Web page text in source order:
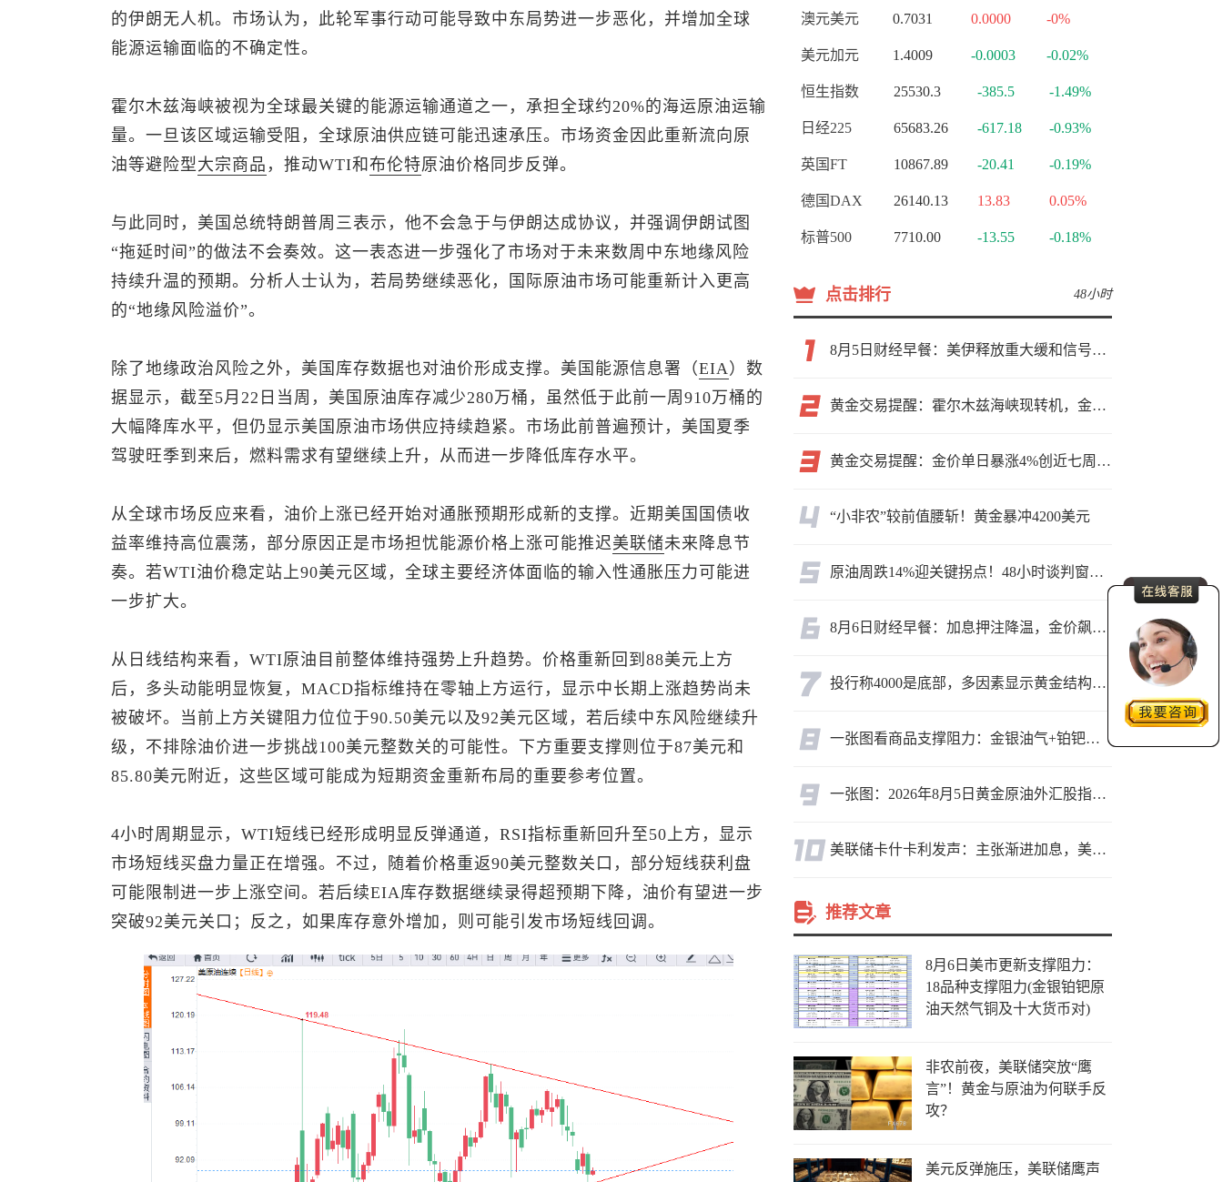
的伊朗无人机。市场认为，此轮军事行动可能导致中东局势进一步恶化，并增加全球
能源运输面临的不确定性。
霍尔木兹海峡被视为全球最关键的能源运输通道之一，承担全球约20%的海运原油运输
量。一旦该区域运输受阻，全球原油供应链可能迅速承压。市场资金因此重新流向原
油等避险型大宗商品 ，推动WTI和 布伦特原油价格同步反弹。
与此同时，美国总统特朗普周三表示，他不会急于与伊朗达成协议，并强调伊朗试图
“拖延时间”的做法不会奏效。这一表态进一步强化了市场对于未来数周中东地缘风险
持续升温的预期。分析人士认为，若局势继续恶化，国际原油市场可能重新计入更高
的“地缘风险溢价”。
除了地缘政治风险之外，美国库存数据也对油价形成支撑。美国能源信息署（EIA）数
据显示，截至5月22日当周，美国原油库存减少280万桶，虽然低于此前一周910万桶的
大幅降库水平，但仍显示美国原油市场供应持续趋紧。市场此前普遍预计，美国夏季
驾驶旺季到来后，燃料需求有望继续上升，从而进一步降低库存水平。
从全球市场反应来看，油价上涨已经开始对通胀预期形成新的支撑。近期美国国债收
益率维持高位震荡，部分原因正是市场担忧能源价格上涨可能推迟美联储未来降息节
奏。若WTI油价稳定站上90美元区域，全球主要经济体面临的输入性通胀压力可能进
一步扩大。
从日线结构来看，WTI原油目前整体维持强势上升趋势。价格重新回到88美元上方
后，多头动能明显恢复，MACD指标维持在零轴上方运行，显示中长期上涨趋势尚未
被破坏。当前上方关键阻力位位于90.50美元以及92美元区域，若后续中东风险继续升
级，不排除油价进一步挑战100美元整数关的可能性。下方重要支撑则位于87美元和
85.80美元附近，这些区域可能成为短期资金重新布局的重要参考位置。
4小时周期显示，WTI短线已经形成明显反弹通道，RSI指标重新回升至50上方，显示
市场短线买盘力量正在增强。不过，随着价格重返90美元整数关口，部分短线获利盘
可能限制进一步上涨空间。若后续EIA库存数据继续录得超预期下降，油价有望进一步
突破92美元关口；反之，如果库存意外增加，则可能引发市场短线回调。
澳元美元 0.7031 0.0000 -0%
美元加元 1.4009 -0.0003 -0.02%
恒生指数 25530.3 -385.5 -1.49%
日经225 65683.26 -617.18 -0.93%
英国FT 10867.89 -20.41 -0.19%
德国DAX 26140.13 13.83 0.05%
标普500 7710.00 -13.55 -0.18%
点击排行 48小时
8月5日财经早餐：美伊释放重大缓和信号，现货黄金高位持稳，美油重挫超6%
黄金交易提醒：霍尔木兹海峡现转机，金价小幅反弹，能否借就业数据再上新台阶？
黄金交易提醒：金价单日暴涨4%创近七周新高，加息预期降温叠加霍尔木兹“暂停信号”，牛市重启了？
“小非农”较前值腰斩！黄金暴冲4200美元
原油周跌14%迎关键拐点！48小时谈判窗口，暗藏行情变数
8月6日财经早餐：加息押注降温，金价飙升至近两个月高位，地缘缓和预期，美油75关口拉锯
投行称4000是底部，多因素显示黄金结构性机会显现
一张图看商品支撑阻力：金银油气+铂钯铜农产品期货(2026年8月5日)
一张图：2026年8月5日黄金原油外汇股指“枢纽点+多空持仓信号”一览
美联储卡什卡利发声：主张渐进加息，美联储内部政策分歧
推荐文章
8月6日美市更新支撑阻力：
18品种支撑阻力(金银铂钯原
油天然气铜及十大货币对)
非农前夜，美联储突放“鹰
言”！黄金与原油为何联手反
攻？
美元反弹施压，美联储鹰声